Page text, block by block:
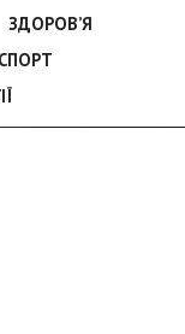
ЗДОРОВ’Я
СПОРТ